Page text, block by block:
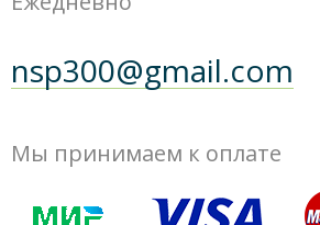
nsp300@gmail.com
Мы принимаем к оплате